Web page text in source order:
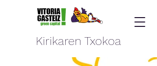
Kirikaren Txokoa